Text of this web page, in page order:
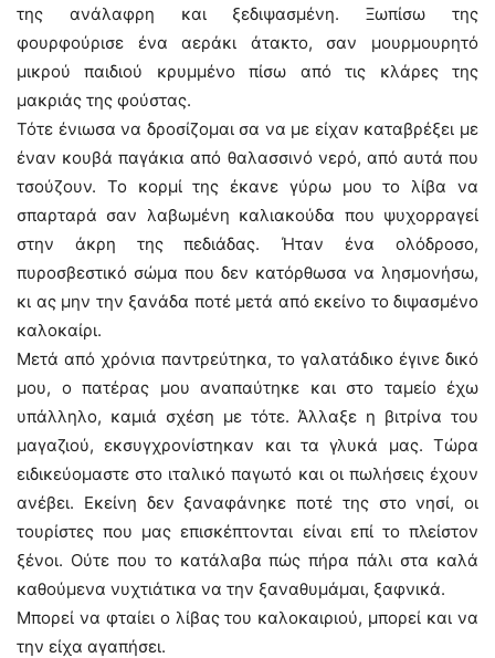
της ανάλαφρη και ξεδιψασμένη. Ξωπίσω της
φουρφούρισε ένα αεράκι άτακτο, σαν μουρμουρητό
μικρού παιδιού κρυμμένο πίσω από τις κλάρες της
μακριάς της φούστας.
Τότε ένιωσα να δροσίζομαι σα να με είχαν καταβρέξει με
έναν κουβά παγάκια από θαλασσινό νερό, από αυτά που
τσούζουν. Το κορμί της έκανε γύρω μου το λίβα να
σπαρταρά σαν λαβωμένη καλιακούδα που ψυχορραγεί
στην άκρη της πεδιάδας. Ήταν ένα ολόδροσο,
πυροσβεστικό σώμα που δεν κατόρθωσα να λησμονήσω,
κι ας μην την ξανάδα ποτέ μετά από εκείνο το διψασμένο
καλοκαίρι.
Μετά από χρόνια παντρεύτηκα, το γαλατάδικο έγινε δικό
μου, ο πατέρας μου αναπαύτηκε και στο ταμείο έχω
υπάλληλο, καμιά σχέση με τότε. Άλλαξε η βιτρίνα του
μαγαζιού, εκσυγχρονίστηκαν και τα γλυκά μας. Τώρα
ειδικεύομαστε στο ιταλικό παγωτό και οι πωλήσεις έχουν
ανέβει. Εκείνη δεν ξαναφάνηκε ποτέ της στο νησί, οι
τουρίστες που μας επισκέπτονται είναι επί το πλείστον
ξένοι. Ούτε που το κατάλαβα πώς πήρα πάλι στα καλά
καθούμενα νυχτιάτικα να την ξαναθυμάμαι, ξαφνικά.
Μπορεί να φταίει ο λίβας του καλοκαιριού, μπορεί και να
την είχα αγαπήσει.